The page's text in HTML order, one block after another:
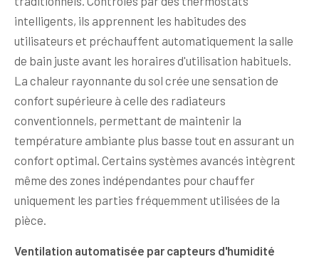
intelligents, ils apprennent les habitudes des
utilisateurs et préchauffent automatiquement la salle
de bain juste avant les horaires d'utilisation habituels.
La chaleur rayonnante du sol crée une sensation de
confort supérieure à celle des radiateurs
conventionnels, permettant de maintenir la
température ambiante plus basse tout en assurant un
confort optimal. Certains systèmes avancés intègrent
même des zones indépendantes pour chauffer
uniquement les parties fréquemment utilisées de la
pièce.
Ventilation automatisée par capteurs d'humidité